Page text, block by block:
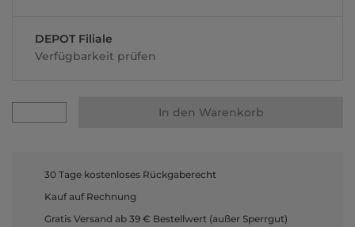
DEPOT Filiale
Verfügbarkeit prüfen
In den Warenkorb
30 Tage kostenloses Rückgaberecht
Kauf auf Rechnung
Gratis Versand ab 39 € Bestellwert (außer Sperrgut)